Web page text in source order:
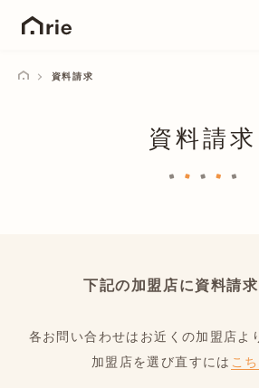
資料請求
資料請求
下記の加盟店に資料請
各お問い合わせはお近くの加盟店よ
加盟店を選び直すには こ